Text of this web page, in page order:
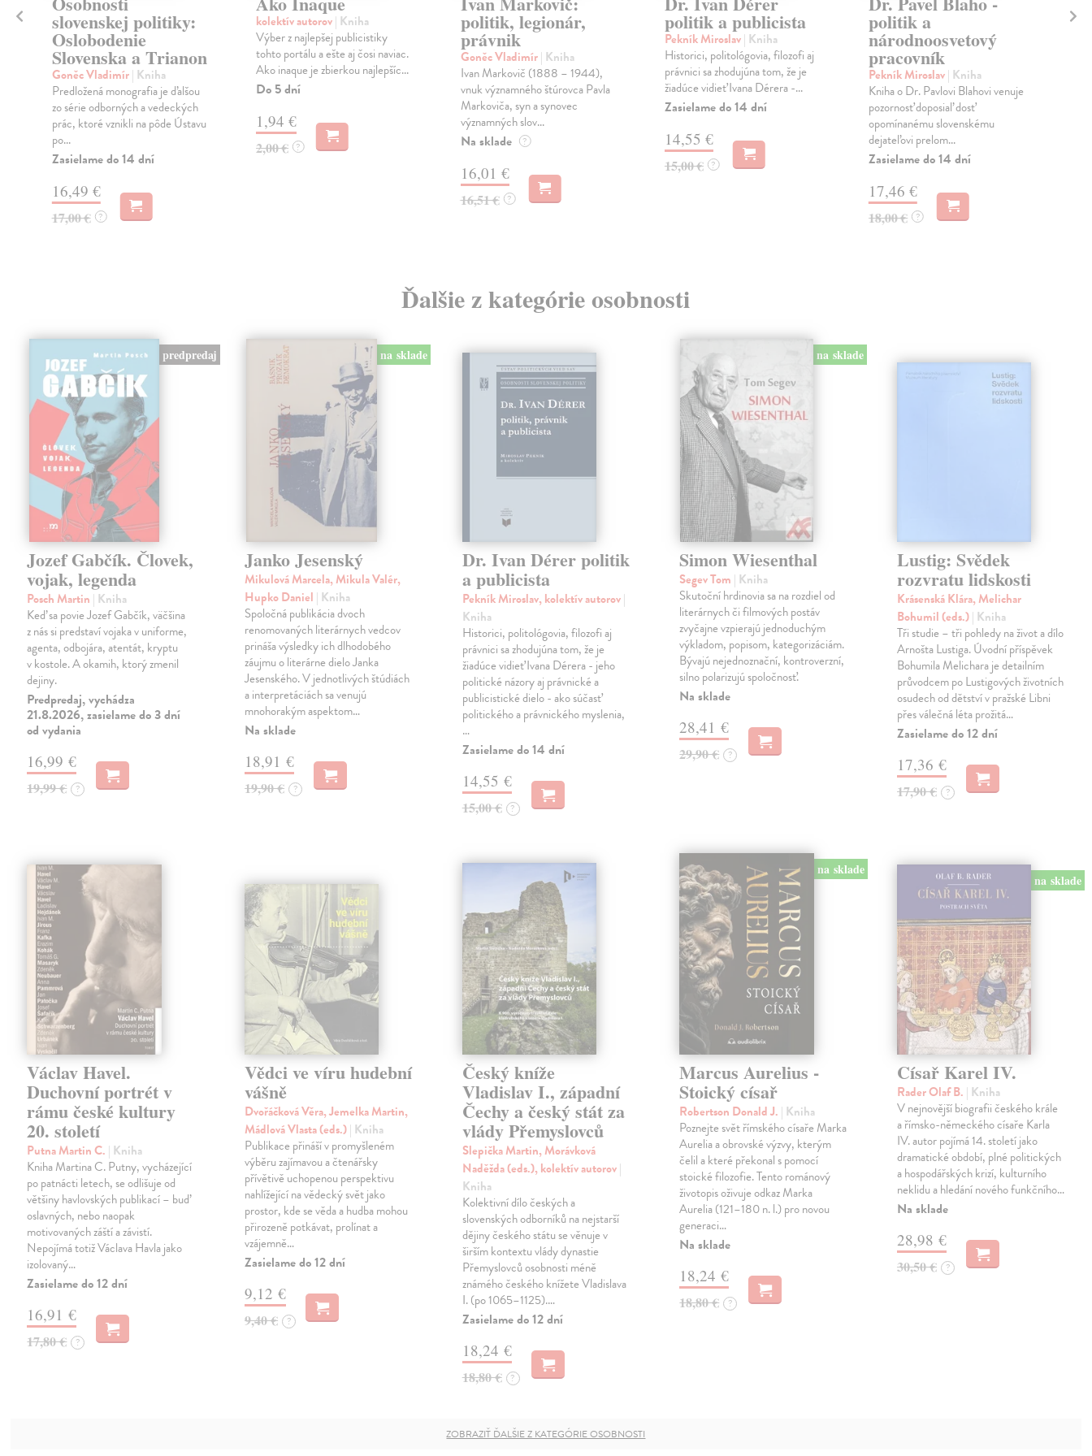
slovenskej politiky:
Oslobodenie
Slovenska a Trianon
Goněc Vladimír| Kniha
Predložená monografia je ďalšou
zo série odborných a vedeckých
prác, ktoré vznikli na pôde Ústavu
po...
Zasielame do 14 dní
16,49 €
17,00 € ?
kolektív autorov| Kniha
Výber z najlepšej publicistiky
tohto portálu a ešte aj čosi naviac.
Ako inaque je zbierkou najlepšíc...
Do 5 dní
1,94 €
2,00 € ?
politik, legionár,
právnik
Goněc Vladimír| Kniha
Ivan Markovič (1888 – 1944),
vnuk významného štúrovca Pavla
Markoviča, syn a synovec
významných slov...
Na sklade ?
16,01 €
16,51 € ?
politik a publicista
Pekník Miroslav| Kniha
Historici, politológovia, filozofi aj
právnici sa zhodujúna tom, že je
žiadúce vidieť Ivana Dérera -...
Zasielame do 14 dní
14,55 €
15,00 € ?
politik a
národnoosvetový
pracovník
Pekník Miroslav| Kniha
Kniha o Dr. Pavlovi Blahovi venuje
pozornosť doposiaľ dosť
opomínanému slovenskému
dejateľovi prelom...
Zasielame do 14 dní
17,46 €
18,00 € ?
Ďalšie z kategórie osobnosti
predpredaj
Jozef Gabčík. Človek,
vojak, legenda
Posch Martin | Kniha
Keď sa povie Jozef Gabčík, väčšina
z nás si predstaví vojaka v uniforme,
agenta, odbojára, atentát, kryptu
v kostole. A okamih, ktorý zmenil
dejiny.
Predpredaj, vychádza
21.8.2026, zasielame do 3 dní
od vydania
16,99 €
19,99 € ?
na sklade
Janko Jesenský
Mikulová Marcela, Mikula Valér,
Hupko Daniel | Kniha
Spoločná publikácia dvoch
renomovaných literárnych vedcov
prináša výsledky ich dlhodobého
záujmu o literárne dielo Janka
Jesenského. V jednotlivých štúdiách
a interpretáciách sa venujú
mnohorakým aspektom…
Na sklade
18,91 €
19,90 € ?
Dr. Ivan Dérer politik
a publicista
Pekník Miroslav, kolektív autorov|
Kniha
Historici, politológovia, filozofi aj
právnici sa zhodujúna tom, že je
žiadúce vidieť Ivana Dérera - jeho
politické názory aj právnické a
publicistické dielo - ako súčasť
politického a právnického myslenia,
…
Zasielame do 14 dní
14,55 €
15,00 € ?
na sklade
Simon Wiesenthal
Segev Tom | Kniha
Skutoční hrdinovia sa na rozdiel od
literárnych či filmových postáv
zvyčajne vzpierajú jednoduchým
výkladom, popisom, kategorizáciám.
Bývajú nejednoznační, kontroverzní,
silno polarizujú spoločnosť.
Na sklade
28,41 €
29,90 € ?
Lustig: Svědek
rozvratu lidskosti
Krásenská Klára, Melichar
Bohumil (eds.)| Kniha
Tři studie – tři pohledy na život a dílo
Arnošta Lustiga. Úvodní příspěvek
Bohumila Melichara je detailním
průvodcem po Lustigových životních
osudech od dětství v pražské Libni
přes válečná léta prožitá…
Zasielame do 12 dní
17,36 €
17,90 € ?
Václav Havel.
Duchovní portrét v
rámu české kultury
20. století
Putna Martin C. | Kniha
Kniha Martina C. Putny, vycházející
po patnácti letech, se odlišuje od
většiny havlovských publikací – buď
oslavných, nebo naopak
motivovaných záští a závistí.
Nepojímá totiž Václava Havla jako
izolovaný…
Zasielame do 12 dní
16,91 €
17,80 € ?
Vědci ve víru hudební
vášně
Dvořáčková Věra, Jemelka Martin,
Mádlová Vlasta (eds.)| Kniha
Publikace přináší v promyšleném
výběru zajímavou a čtenářsky
přívětivě uchopenou perspektivu
nahlížející na vědecký svět jako
prostor, kde se věda a hudba mohou
přirozeně potkávat, prolínat a
vzájemně…
Zasielame do 12 dní
9,12 €
9,40 € ?
Český kníže
Vladislav I., západní
Čechy a český stát za
vlády Přemyslovců
Slepička Martin, Morávková
Naděžda (eds.), kolektív autorov|
Kniha
Kolektivní dílo českých a
slovenských odborníků na nejstarší
dějiny českého státu se věnuje v
širším kontextu vlády dynastie
Přemyslovců osobnosti méně
známého českého knížete Vladislava
I. (po 1065–1125).…
Zasielame do 12 dní
18,24 €
18,80 € ?
na sklade
Marcus Aurelius -
Stoický císař
Robertson Donald J. | Kniha
Poznejte svět římského císaře Marka
Aurelia a obrovské výzvy, kterým
čelil a které překonal s pomocí
stoické filozofie. Tento románový
životopis oživuje odkaz Marka
Aurelia (121–180 n. l.) pro novou
generaci…
Na sklade
18,24 €
18,80 € ?
na sklade
Císař Karel IV.
Rader Olaf B. | Kniha
V nejnovější biografii českého krále
a římsko-německého císaře Karla
IV. autor pojímá 14. století jako
dramatické období, plné politických
a hospodářských krizí, kulturního
neklidu a hledání nového funkčního…
Na sklade
28,98 €
30,50 € ?
ZOBRAZIŤ ĎALŠIE Z KATEGÓRIE OSOBNOSTI